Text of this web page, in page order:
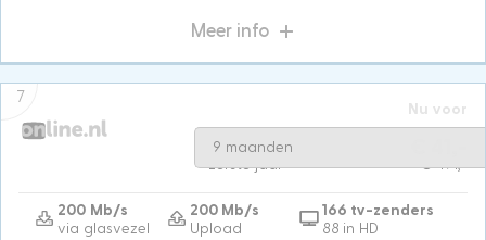
Meer info
7
200 Mb/s
via glasvezel
200 Mb/s
Upload
166 tv-zenders
88 in HD
Nu voor
9 maanden
Eerste jaar
€ 491,-